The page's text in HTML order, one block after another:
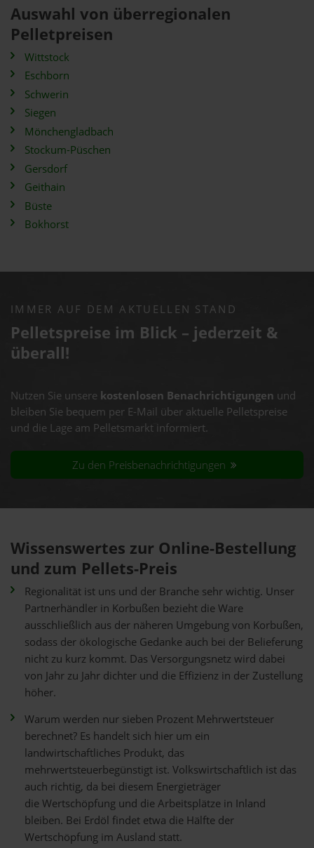
Auswahl von überregionalen
Pelletpreisen
Wittstock
Eschborn
Schwerin
Siegen
Mönchengladbach
Stockum-Püschen
Gersdorf
Geithain
Büste
Bokhorst
IMMER AUF DEM AKTUELLEN STAND
Pelletspreise im Blick – jederzeit &
überall!
Nutzen Sie unsere kostenlosen Benachrichtigungen und
bleiben Sie bequem per E-Mail über aktuelle Pelletspreise
und die Lage am Pelletsmarkt informiert.
Zu den Preisbenachrichtigungen
Wissenswertes zur Online-Bestellung
und zum Pellets-Preis
Regionalität ist uns und der Branche sehr wichtig. Unser
Partnerhändler in Korbußen bezieht die Ware
ausschließlich aus der näheren Umgebung von Korbußen,
sodass der ökologische Gedanke auch bei der Belieferung
nicht zu kurz kommt. Das Versorgungsnetz wird dabei
von Jahr zu Jahr dichter und die Effizienz in der Zustellung
höher.
Warum werden nur sieben Prozent Mehrwertsteuer
berechnet? Es handelt sich hier um ein
landwirtschaftliches Produkt, das
mehrwertsteuerbegünstigt ist. Volkswirtschaftlich ist das
auch richtig, da bei diesem Energieträger
die Wertschöpfung und die Arbeitsplätze in Inland
bleiben. Bei Erdöl findet etwa die Hälfte der
Wertschöpfung im Ausland statt.